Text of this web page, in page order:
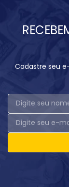
Cadastre seu